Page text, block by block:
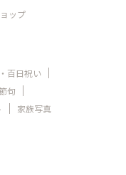
ップ
百日祝い
節句
家族写真